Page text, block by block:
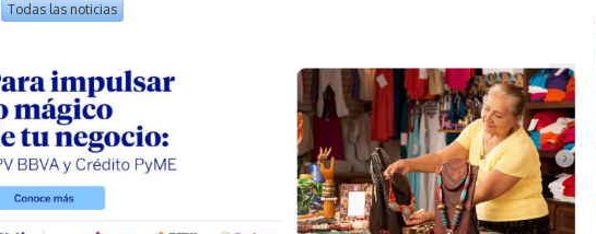
Todas las noticias